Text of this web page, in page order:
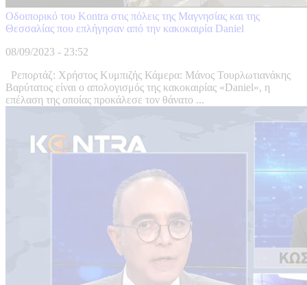
Οδοιπορικό του Kontra στις πόλεις της Μαγνησίας και της
Θεσσαλίας που επλήγησαν από την κακοκαιρία Daniel
08/09/2023 - 23:52
Ρεπορτάζ: Χρήστος Κυμπιζής Κάμερα: Μάνος Τουρλωτιανάκης
Βαρύτατος είναι ο απολογισμός της κακοκαιρίας «Daniel», η
επέλαση της οποίας προκάλεσε τον θάνατο ...